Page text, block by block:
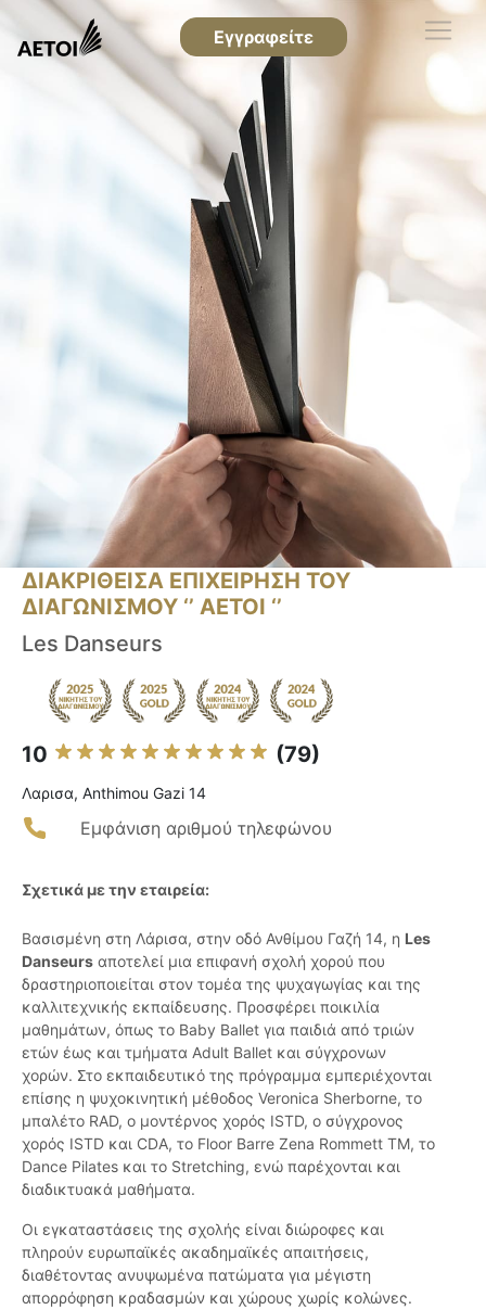
Εγγραφείτε
ΔΙΑΚΡΙΘΕΙΣΑ ΕΠΙΧΕΙΡΗΣΗ ΤΟΥ
ΔΙΑΓΩΝΙΣΜΟΥ ‘’ ΑΕΤΟΙ ‘’
Les Danseurs
10 (79)
Λαρισα, Anthimou Gazi 14
Εμφάνιση αριθμού τηλεφώνου
Σχετικά με την εταιρεία:
Βασισμένη στη Λάρισα, στην οδό Ανθίμου Γαζή 14, η Les
Danseurs αποτελεί μια επιφανή σχολή χορού που
δραστηριοποιείται στον τομέα της ψυχαγωγίας και της
καλλιτεχνικής εκπαίδευσης. Προσφέρει ποικιλία
μαθημάτων, όπως το Baby Ballet για παιδιά από τριών
ετών έως και τμήματα Adult Ballet και σύγχρονων
χορών. Στο εκπαιδευτικό της πρόγραμμα εμπεριέχονται
επίσης η ψυχοκινητική μέθοδος Veronica Sherborne, το
μπαλέτο RAD, ο μοντέρνος χορός ISTD, ο σύγχρονος
χορός ISTD και CDA, το Floor Barre Zena Rommett TM, το
Dance Pilates και το Stretching, ενώ παρέχονται και
διαδικτυακά μαθήματα.
Οι εγκαταστάσεις της σχολής είναι διώροφες και
πληρούν ευρωπαϊκές ακαδημαϊκές απαιτήσεις,
διαθέτοντας ανυψωμένα πατώματα για μέγιστη
απορρόφηση κραδασμών και χώρους χωρίς κολώνες.